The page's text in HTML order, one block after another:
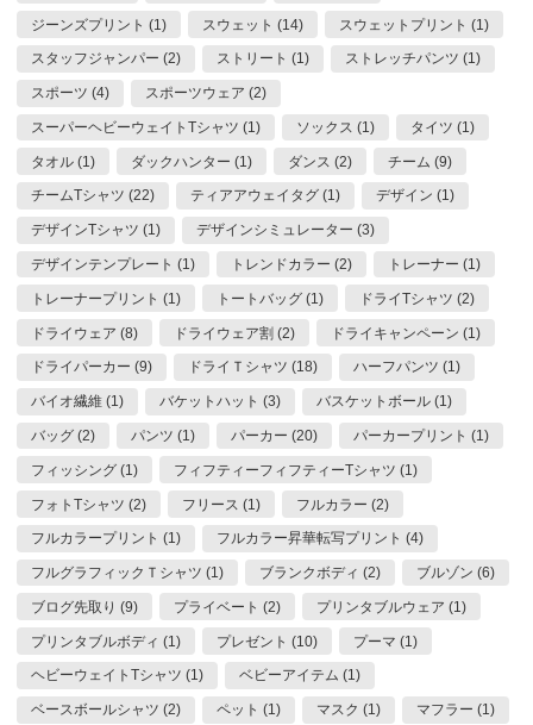
ジーンズプリント (1) スウェット (14) スウェットプリント (1)
スタッフジャンパー (2) ストリート (1) ストレッチパンツ (1)
スポーツ (4) スポーツウェア (2)
スーパーヘビーウェイトTシャツ (1) ソックス (1) タイツ (1)
タオル (1) ダックハンター (1) ダンス (2) チーム (9)
チームTシャツ (22) ティアアウェイタグ (1) デザイン (1)
デザインTシャツ (1) デザインシミュレーター (3)
デザインテンプレート (1) トレンドカラー (2) トレーナー (1)
トレーナープリント (1) トートバッグ (1) ドライTシャツ (2)
ドライウェア (8) ドライウェア割 (2) ドライキャンペーン (1)
ドライパーカー (9) ドライＴシャツ (18) ハーフパンツ (1)
バイオ繊維 (1) バケットハット (3) バスケットボール (1)
バッグ (2) パンツ (1) パーカー (20) パーカープリント (1)
フィッシング (1) フィフティーフィフティーTシャツ (1)
フォトTシャツ (2) フリース (1) フルカラー (2)
フルカラープリント (1) フルカラー昇華転写プリント (4)
フルグラフィックＴシャツ (1) ブランクボディ (2) ブルゾン (6)
ブログ先取り (9) プライベート (2) プリンタブルウェア (1)
プリンタブルボディ (1) プレゼント (10) プーマ (1)
ヘビーウェイトTシャツ (1) ベビーアイテム (1)
ベースボールシャツ (2) ペット (1) マスク (1) マフラー (1)